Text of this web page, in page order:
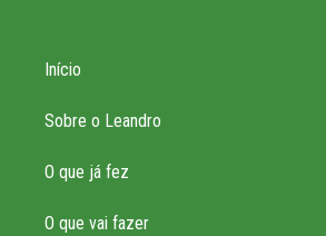
Início
Sobre o Leandro
O que já fez
O que vai fazer